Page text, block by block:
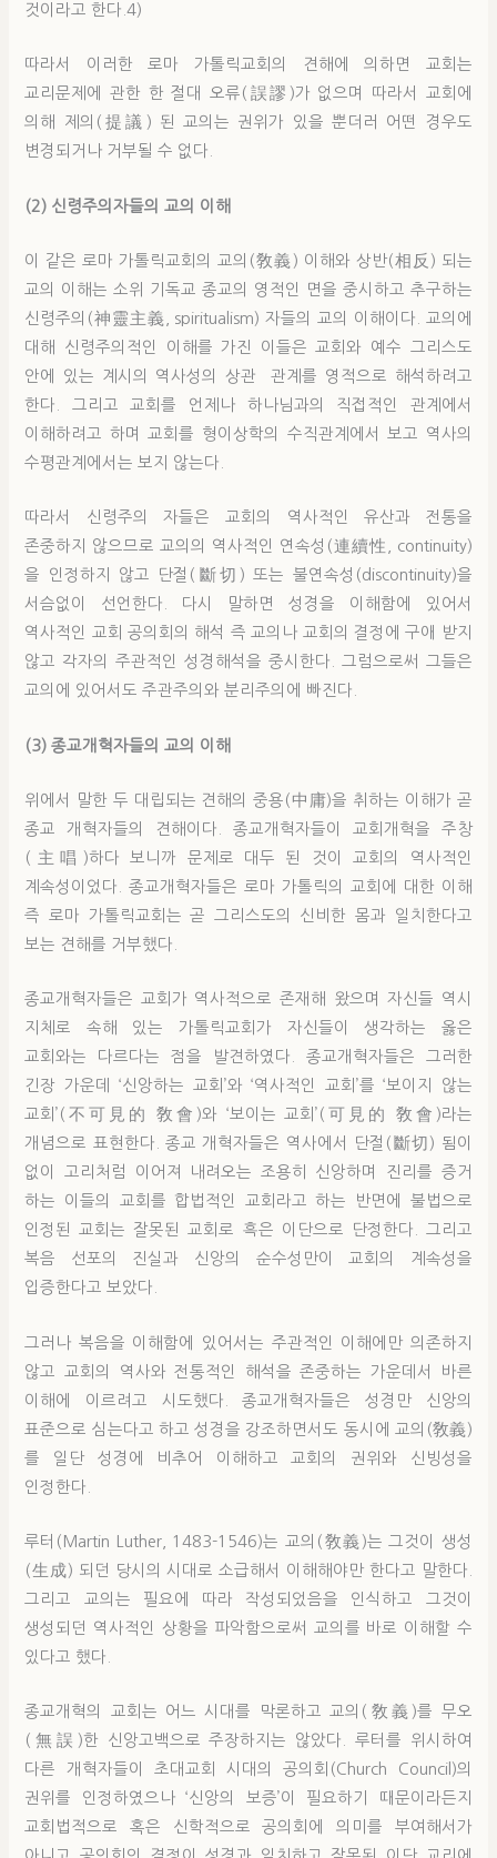
것이라고 한다.4)
따라서 이러한 로마 가톨릭교회의 견해에 의하면 교회는
교리문제에 관한 한 절대 오류(誤謬)가 없으며 따라서 교회에
의해 제의(提議) 된 교의는 권위가 있을 뿐더러 어떤 경우도
변경되거나 거부될 수 없다.
(2) 신령주의자들의 교의 이해
이 같은 로마 가톨릭교회의 교의(敎義) 이해와 상반(相反) 되는
교의 이해는 소위 기독교 종교의 영적인 면을 중시하고 추구하는
신령주의(神靈主義, spiritualism) 자들의 교의 이해이다. 교의에
대해 신령주의적인 이해를 가진 이들은 교회와 예수 그리스도
안에 있는 계시의 역사성의 상관 관계를 영적으로 해석하려고
한다. 그리고 교회를 언제나 하나님과의 직접적인 관계에서
이해하려고 하며 교회를 형이상학의 수직관계에서 보고 역사의
수평관계에서는 보지 않는다.
따라서 신령주의 자들은 교회의 역사적인 유산과 전통을
존중하지 않으므로 교의의 역사적인 연속성(連續性, continuity)
을 인정하지 않고 단절(斷切) 또는 불연속성(discontinuity)을
서슴없이 선언한다. 다시 말하면 성경을 이해함에 있어서
역사적인 교회 공의회의 해석 즉 교의나 교회의 결정에 구애 받지
않고 각자의 주관적인 성경해석을 중시한다. 그럼으로써 그들은
교의에 있어서도 주관주의와 분리주의에 빠진다.
(3) 종교개혁자들의 교의 이해
위에서 말한 두 대립되는 견해의 중용(中庸)을 취하는 이해가 곧
종교 개혁자들의 견해이다. 종교개혁자들이 교회개혁을 주창
(主唱)하다 보니까 문제로 대두 된 것이 교회의 역사적인
계속성이었다. 종교개혁자들은 로마 가톨릭의 교회에 대한 이해
즉 로마 가톨릭교회는 곧 그리스도의 신비한 몸과 일치한다고
보는 견해를 거부했다.
종교개혁자들은 교회가 역사적으로 존재해 왔으며 자신들 역시
지체로 속해 있는 가톨릭교회가 자신들이 생각하는 옳은
교회와는 다르다는 점을 발견하였다. 종교개혁자들은 그러한
긴장 가운데 ‘신앙하는 교회’와 ‘역사적인 교회’를 ‘보이지 않는
교회’(不可見的 敎會)와 ‘보이는 교회’(可見的 敎會)라는
개념으로 표현한다. 종교 개혁자들은 역사에서 단절(斷切) 됨이
없이 고리처럼 이어져 내려오는 조용히 신앙하며 진리를 증거
하는 이들의 교회를 합법적인 교회라고 하는 반면에 불법으로
인정된 교회는 잘못된 교회로 흑은 이단으로 단정한다. 그리고
복음 선포의 진실과 신앙의 순수성만이 교회의 계속성을
입증한다고 보았다.
그러나 복음을 이해함에 있어서는 주관적인 이해에만 의존하지
않고 교회의 역사와 전통적인 해석을 존중하는 가운데서 바른
이해에 이르려고 시도했다. 종교개혁자들은 성경만 신앙의
표준으로 심는다고 하고 성경을 강조하면서도 동시에 교의(敎義)
를 일단 성경에 비추어 이해하고 교회의 권위와 신빙성을
인정한다.
루터(Martin Luther, 1483-1546)는 교의(敎義)는 그것이 생성
(生成) 되던 당시의 시대로 소급해서 이해해야만 한다고 말한다.
그리고 교의는 필요에 따라 작성되었음을 인식하고 그것이
생성되던 역사적인 상황을 파악함으로써 교의를 바로 이해할 수
있다고 했다.
종교개혁의 교회는 어느 시대를 막론하고 교의(敎義)를 무오
(無誤)한 신앙고백으로 주장하지는 않았다. 루터를 위시하여
다른 개혁자들이 초대교회 시대의 공의회(Church Council)의
권위를 인정하였으나 ‘신앙의 보증’이 필요하기 때문이라든지
교회법적으로 혹은 신학적으로 공의회에 의미를 부여해서가